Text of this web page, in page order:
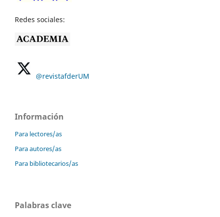
Redes sociales:
@revistafderUM
Información
Para lectores/as
Para autores/as
Para bibliotecarios/as
Palabras clave